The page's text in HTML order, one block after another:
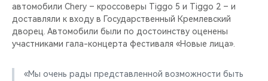
автомобили Chery – кроссоверы Tiggo 5 и Tiggo 2 – и
доставляли к входу в Государственный Кремлевский
дворец. Автомобили были по достоинству оценены
участниками гала-концерта фестиваля «Новые лица».
«Мы очень рады представленной возможности быть